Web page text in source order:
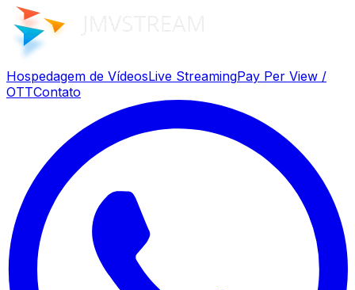
Hospedagem de VídeosLive StreamingPay Per View /
OTTContato